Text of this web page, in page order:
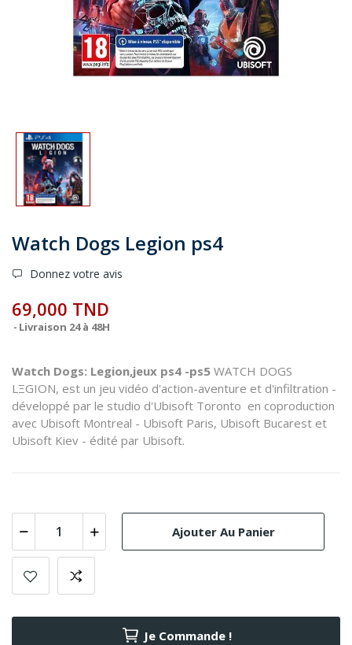
Watch Dogs Legion ps4
Donnez votre avis
69,000 TND
Livraison 24 à 48H
Watch Dogs: Legion,jeux ps4 -ps5 WATCH DOGS
LΞGION, est un jeu vidéo d'action-aventure et d'infiltration -
développé par le studio d'Ubisoft Toronto en coproduction
avec Ubisoft Montreal - Ubisoft Paris, Ubisoft Bucarest et
Ubisoft Kiev - édité par Ubisoft.
Ajouter Au Panier
Je Commande !